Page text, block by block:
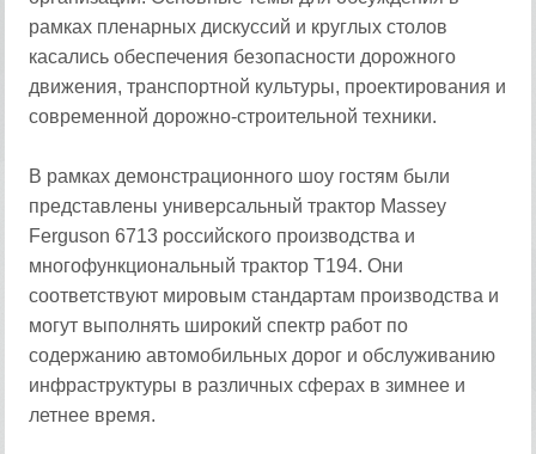
рамках пленарных дискуссий и круглых столов
касались обеспечения безопасности дорожного
движения, транспортной культуры, проектирования и
современной дорожно-строительной техники.
В рамках демонстрационного шоу гостям были
представлены универсальный трактор Massey
Ferguson 6713 российского производства и
многофункциональный трактор T194. Они
соответствуют мировым стандартам производства и
могут выполнять широкий спектр работ по
содержанию автомобильных дорог и обслуживанию
инфраструктуры в различных сферах в зимнее и
летнее время.